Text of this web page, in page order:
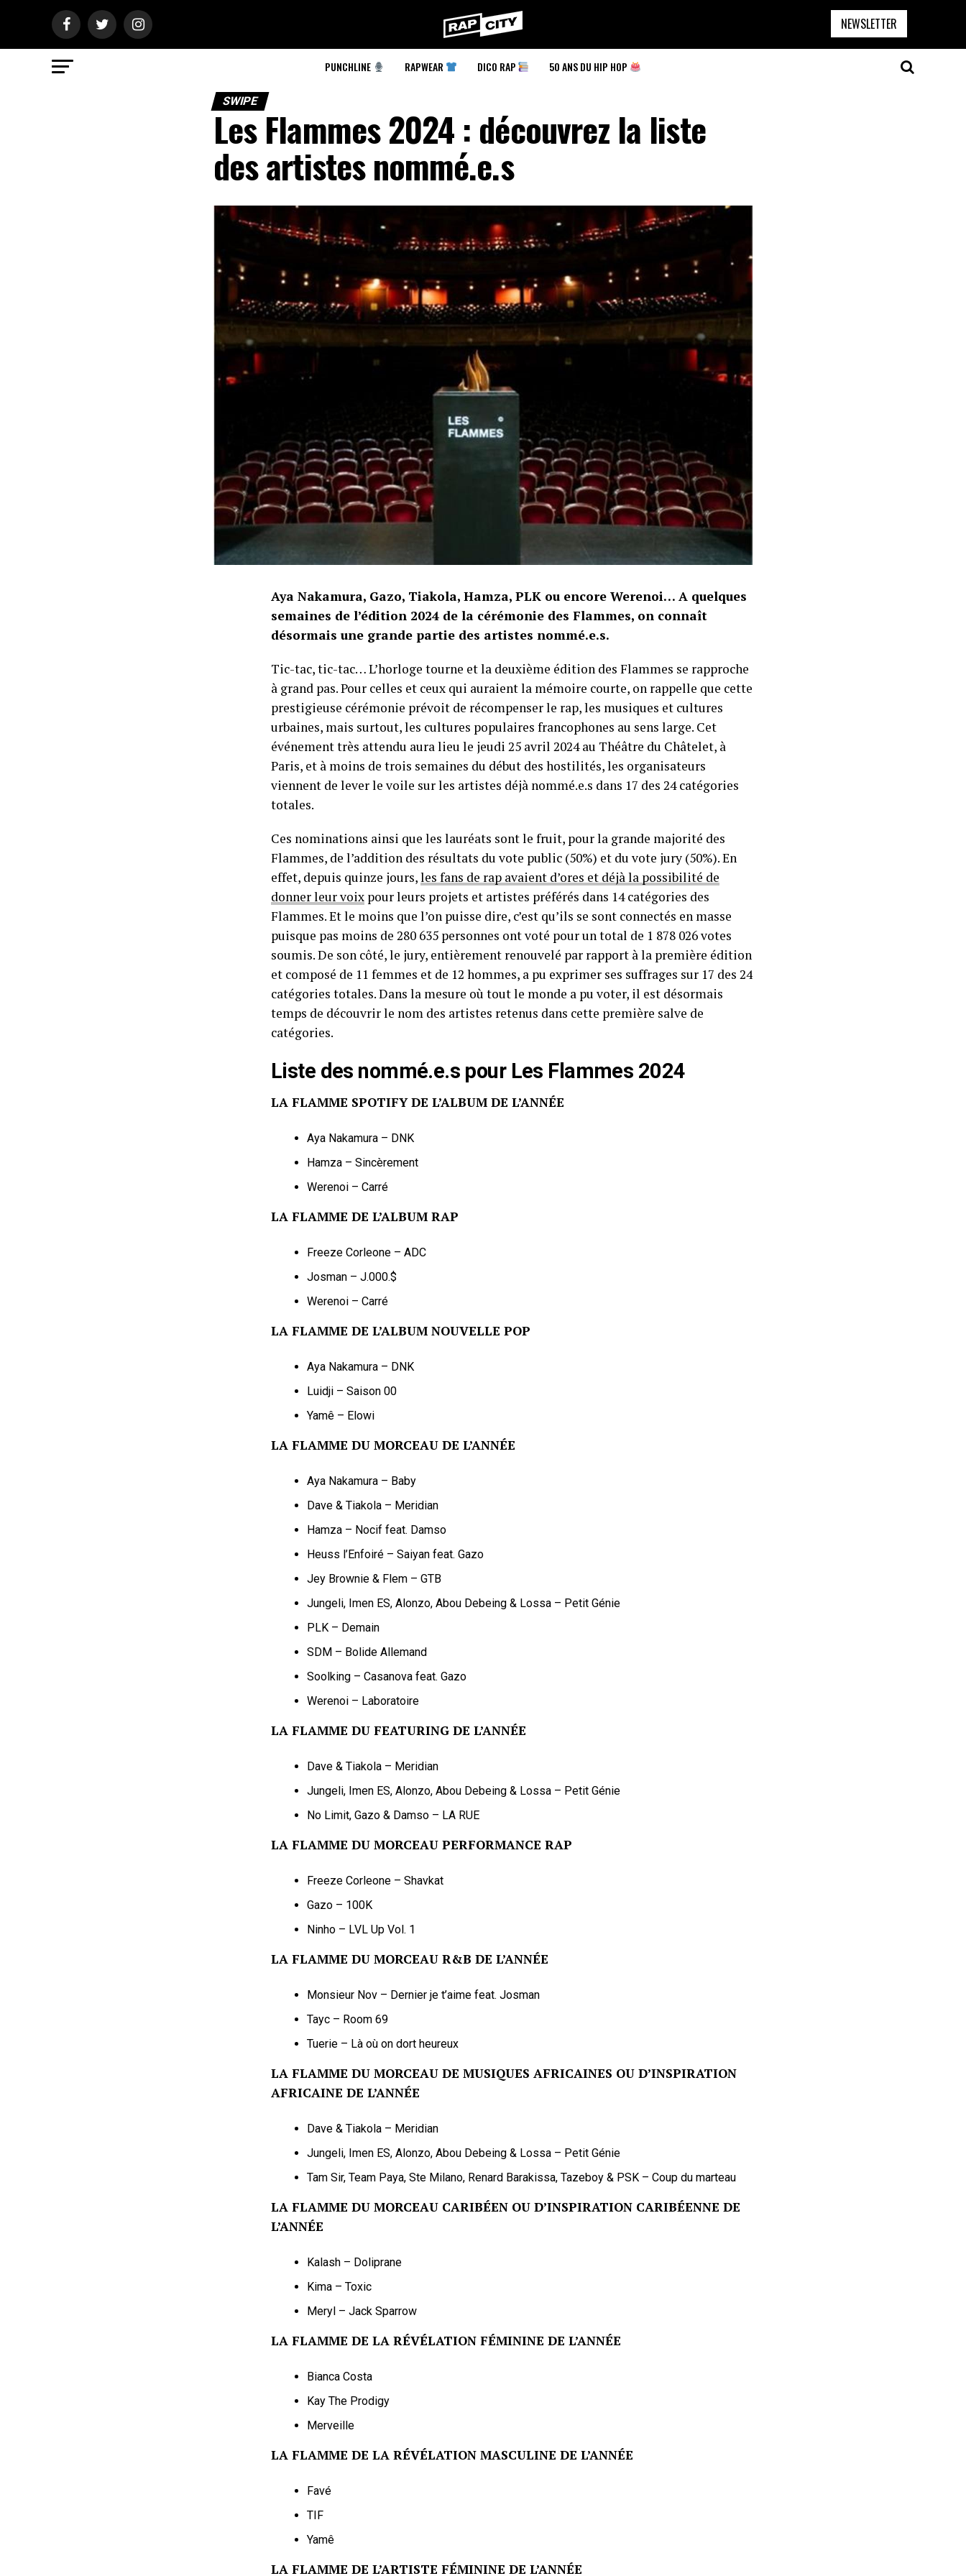
RapCity
NEWSLETTER
PUNCHLINE RAPWEAR DICO RAP 50 ANS DU HIP HOP
SWIPE
Les Flammes 2024 : découvrez la liste
des artistes nommé.e.s
Aya Nakamura, Gazo, Tiakola, Hamza, PLK ou encore Werenoi… A quelques
semaines de l’édition 2024 de la cérémonie des Flammes, on connaît
désormais une grande partie des artistes nommé.e.s.
Tic-tac, tic-tac… L’horloge tourne et la deuxième édition des Flammes se rapproche
à grand pas. Pour celles et ceux qui auraient la mémoire courte, on rappelle que cette
prestigieuse cérémonie prévoit de récompenser le rap, les musiques et cultures
urbaines, mais surtout, les cultures populaires francophones au sens large. Cet
événement très attendu aura lieu le jeudi 25 avril 2024 au Théâtre du Châtelet, à
Paris, et à moins de trois semaines du début des hostilités, les organisateurs
viennent de lever le voile sur les artistes déjà nommé.e.s dans 17 des 24 catégories
totales.
Ces nominations ainsi que les lauréats sont le fruit, pour la grande majorité des
Flammes, de l’addition des résultats du vote public (50%) et du vote jury (50%). En
effet, depuis quinze jours,les fans de rap avaient d’ores et déjà la possibilité de
donner leur voix pour leurs projets et artistes préférés dans 14 catégories des
Flammes. Et le moins que l’on puisse dire, c’est qu’ils se sont connectés en masse
puisque pas moins de 280 635 personnes ont voté pour un total de 1 878 026 votes
soumis. De son côté, le jury, entièrement renouvelé par rapport à la première édition
et composé de 11 femmes et de 12 hommes, a pu exprimer ses suffrages sur 17 des 24
catégories totales. Dans la mesure où tout le monde a pu voter, il est désormais
temps de découvrir le nom des artistes retenus dans cette première salve de
catégories.
Liste des nommé.e.s pour Les Flammes 2024
LA FLAMME SPOTIFY DE L’ALBUM DE L’ANNÉE
Aya Nakamura – DNK
Hamza – Sincèrement
Werenoi – Carré
LA FLAMME DE L’ALBUM RAP
Freeze Corleone – ADC
Josman – J.000.$
Werenoi – Carré
LA FLAMME DE L’ALBUM NOUVELLE POP
Aya Nakamura – DNK
Luidji – Saison 00
Yamê – Elowi
LA FLAMME DU MORCEAU DE L’ANNÉE
Aya Nakamura – Baby
Dave & Tiakola – Meridian
Hamza – Nocif feat. Damso
Heuss l’Enfoiré – Saiyan feat. Gazo
Jey Brownie & Flem – GTB
Jungeli, Imen ES, Alonzo, Abou Debeing & Lossa – Petit Génie
PLK – Demain
SDM – Bolide Allemand
Soolking – Casanova feat. Gazo
Werenoi – Laboratoire
LA FLAMME DU FEATURING DE L’ANNÉE
Dave & Tiakola – Meridian
Jungeli, Imen ES, Alonzo, Abou Debeing & Lossa – Petit Génie
No Limit, Gazo & Damso – LA RUE
LA FLAMME DU MORCEAU PERFORMANCE RAP
Freeze Corleone – Shavkat
Gazo – 100K
Ninho – LVL Up Vol. 1
LA FLAMME DU MORCEAU R&B DE L’ANNÉE
Monsieur Nov – Dernier je t’aime feat. Josman
Tayc – Room 69
Tuerie – Là où on dort heureux
LA FLAMME DU MORCEAU DE MUSIQUES AFRICAINES OU D’INSPIRATION
AFRICAINE DE L’ANNÉE
Dave & Tiakola – Meridian
Jungeli, Imen ES, Alonzo, Abou Debeing & Lossa – Petit Génie
Tam Sir, Team Paya, Ste Milano, Renard Barakissa, Tazeboy & PSK – Coup du marteau
LA FLAMME DU MORCEAU CARIBÉEN OU D’INSPIRATION CARIBÉENNE DE
L’ANNÉE
Kalash – Doliprane
Kima – Toxic
Meryl – Jack Sparrow
LA FLAMME DE LA RÉVÉLATION FÉMININE DE L’ANNÉE
Bianca Costa
Kay The Prodigy
Merveille
LA FLAMME DE LA RÉVÉLATION MASCULINE DE L’ANNÉE
Favé
TIF
Yamê
LA FLAMME DE L’ARTISTE FÉMININE DE L’ANNÉE